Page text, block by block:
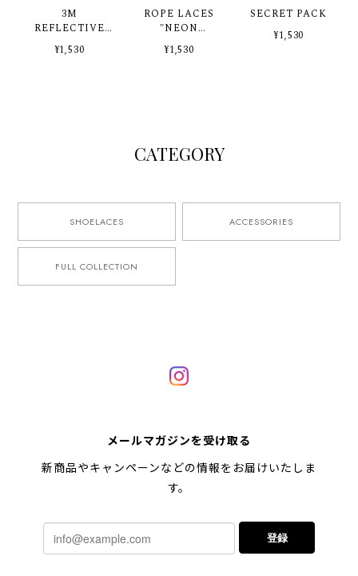
3M
REFLECTIVE
SHOELACES -
VOLT-
¥1,530
ROPE LACES
"NEON
YELLOW"
silvertip
¥1,530
SECRET PACK
¥1,530
CATEGORY
SHOELACES ACCESSORIES
FULL COLLECTION
メールマガジンを受け取る
新商品やキャンペーンなどの情報をお届けいたしま
す。
登録